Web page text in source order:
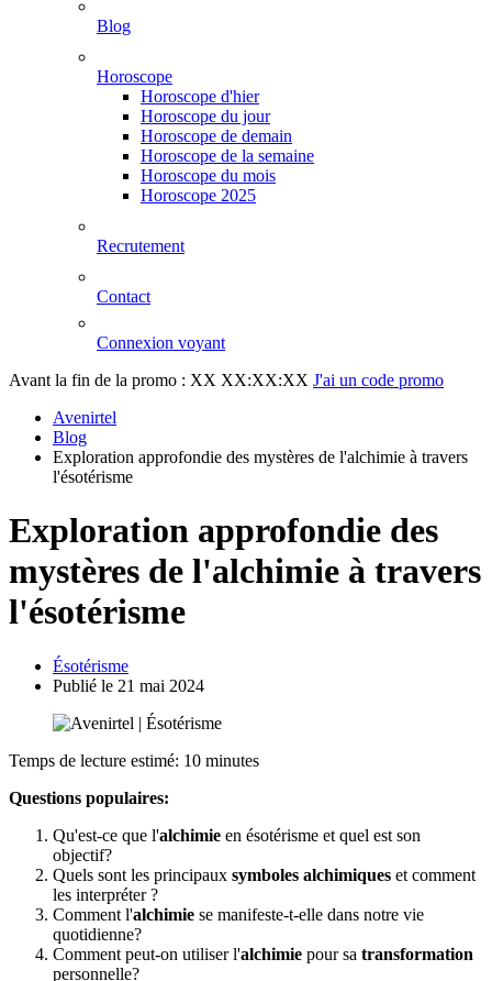
Blog
Horoscope
Horoscope d'hier
Horoscope du jour
Horoscope de demain
Horoscope de la semaine
Horoscope du mois
Horoscope 2025
Recrutement
Contact
Connexion voyant
Avant la fin de la promo : XX XX:XX:XX J'ai un code promo
Avenirtel
Blog
Exploration approfondie des mystères de l'alchimie à travers
l'ésotérisme
Exploration approfondie des
mystères de l'alchimie à travers
l'ésotérisme
Ésotérisme
Publié le 21 mai 2024
Temps de lecture estimé: 10 minutes
Questions populaires:
Qu'est-ce que l'alchimie en ésotérisme et quel est son
objectif?
Quels sont les principaux symboles alchimiques et comment
les interpréter ?
Comment l'alchimie se manifeste-t-elle dans notre vie
quotidienne?
Comment peut-on utiliser l'alchimie pour sa transformation
personnelle?